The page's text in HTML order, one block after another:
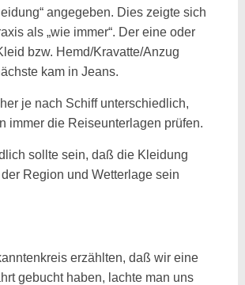
angegeben. Dies zeigte sich
als „wie immer“. Der eine oder
bzw. Hemd/Kravatte/Anzug
kam in Jeans.
je nach Schiff unterschiedlich,
immer die Reiseunterlagen prüfen.
sollte sein, daß die Kleidung
Region und Wetterlage sein
erzählten, daß wir eine
gebucht haben, lachte man uns